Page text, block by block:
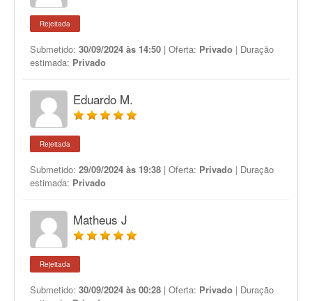
Rejeitada
Submetido: 30/09/2024 às 14:50 | Oferta: Privado | Duração
estimada: Privado
Eduardo M.
Rejeitada
Submetido: 29/09/2024 às 19:38 | Oferta: Privado | Duração
estimada: Privado
Matheus J
Rejeitada
Submetido: 30/09/2024 às 00:28 | Oferta: Privado | Duração